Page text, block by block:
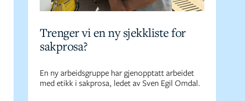
Trenger vi en ny sjekkliste for
sakprosa?
En ny arbeidsgruppe har gjenopptatt arbeidet
med etikk i sakprosa, ledet av Sven Egil Omdal.